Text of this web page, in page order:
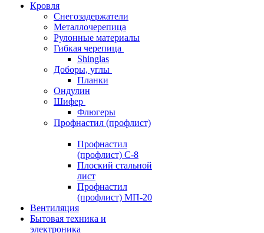
Кровля
Снегозадержатели
Металлочерепица
Рулонные материалы
Гибкая черепица
Shinglas
Доборы, углы
Планки
Ондулин
Шифер
Флюгеры
Профнастил (профлист)
Профнастил
(профлист) С-8
Плоский стальной
лист
Профнастил
(профлист) МП-20
Вентиляция
Бытовая техника и
электроника